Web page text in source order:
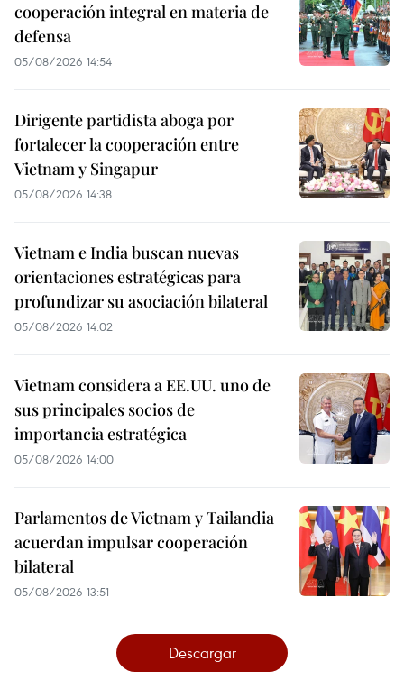
cooperación integral en materia de
defensa
05/08/2026 14:54
Dirigente partidista aboga por
fortalecer la cooperación entre
Vietnam y Singapur
05/08/2026 14:38
Vietnam e India buscan nuevas
orientaciones estratégicas para
profundizar su asociación bilateral
05/08/2026 14:02
Vietnam considera a EE.UU. uno de
sus principales socios de
importancia estratégica
05/08/2026 14:00
Parlamentos de Vietnam y Tailandia
acuerdan impulsar cooperación
bilateral
05/08/2026 13:51
Descargar